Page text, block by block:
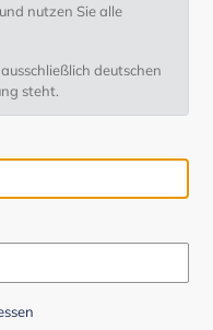
und nutzen Sie alle
deutschen
steht.